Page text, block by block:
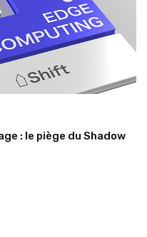
: le piège du Shadow